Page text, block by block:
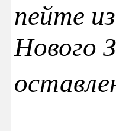
пейте
Нового